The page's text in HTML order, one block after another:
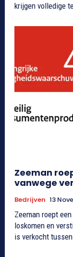
krijgen volledige
Zeeman
vanwege
Bedrijven 13
Zeeman roept
loskomen en
is verkocht